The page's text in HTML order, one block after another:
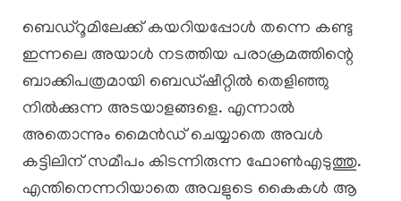
ബെഡ്റൂമിലേക്ക് കയറിയപ്പോൾ തന്നെ കണ്ടു
ഇന്നലെ അയാൾ നടത്തിയ പരാക്രമത്തിന്റെ
ബാക്കിപത്രമായി ബെഡ്ഷീറ്റിൽ തെളിഞ്ഞു
നിൽക്കുന്ന അടയാളങ്ങളെ. എന്നാൽ
അതൊന്നും മൈൻഡ് ചെയ്യാതെ അവൾ
കട്ടിലിന് സമീപം കിടന്നിരുന്ന ഫോൺഎടുത്തു.
എന്തിനെന്നറിയാതെ അവളുടെ കൈകൾ ആ